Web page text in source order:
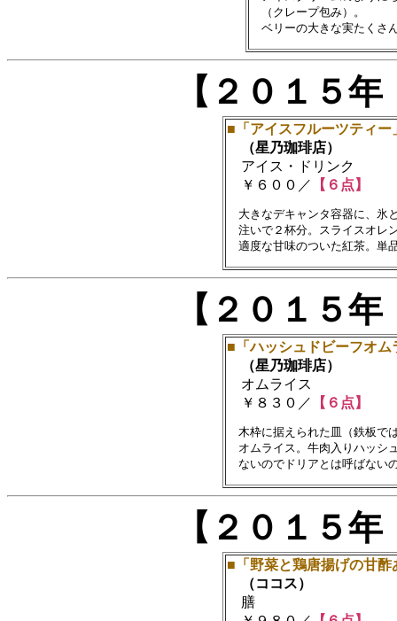
（クレープ包み）。
【２０１５
■「アイスフルーツティー
（星乃珈琲店）
アイス・ドリンク
￥６００／
【６点】
大きなデキャンタ容器に、氷
注いで２杯分。スライスオレ
【２０１５
■「ハッシュドビーフオム
（星乃珈琲店）
オムライス
￥８３０／
【６点】
木枠に据えられた皿（鉄板で
オムライス。牛肉入りハッシ
【２０１５
■「野菜と鶏唐揚げの甘酢
（ココス）
膳